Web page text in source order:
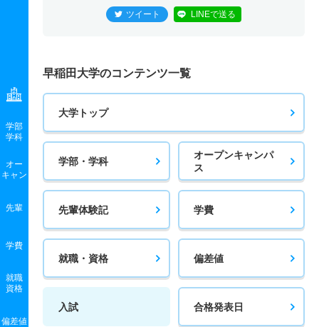
学部
学科
オー
キャン
先輩
学費
就職
資格
偏差値
ツイート LINEで送る
早稲田大学のコンテンツ一覧
大学トップ
学部・学科
オープンキャンパ
ス
先輩体験記 学費
就職・資格 偏差値
入試 合格発表日